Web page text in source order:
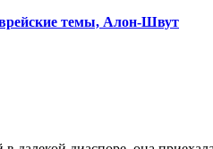
темы, Алон-Швут